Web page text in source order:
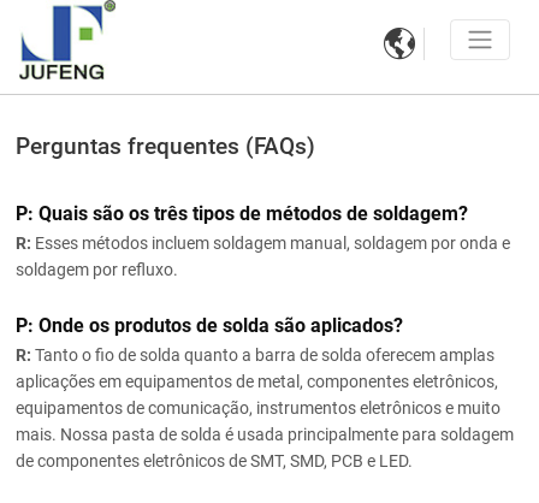

Perguntas frequentes (FAQs)
P: Quais são os três tipos de métodos de soldagem?
R: Esses métodos incluem soldagem manual, soldagem por onda e
soldagem por refluxo.
P: Onde os produtos de solda são aplicados?
R: Tanto o fio de solda quanto a barra de solda oferecem amplas
aplicações em equipamentos de metal, componentes eletrônicos,
equipamentos de comunicação, instrumentos eletrônicos e muito
mais. Nossa pasta de solda é usada principalmente para soldagem
de componentes eletrônicos de SMT, SMD, PCB e LED.